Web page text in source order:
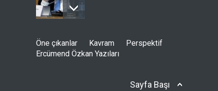
Kolombiya, solcu Petro'nun
yerine aşırı sağcı Espriella'yı
getirdi
Öne çıkanlar Kavram
Perspektif
Ercümend Özkan Yazıları
Sayfa Başı